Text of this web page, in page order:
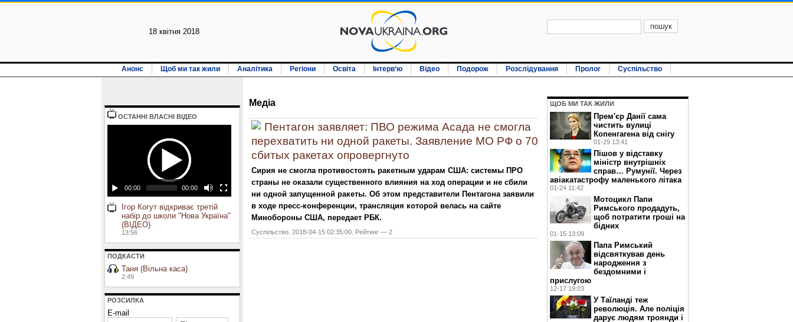
18 квiтня 2018
Анонс Щоб ми так жили Аналітика Регіони Освіта Інтерв‘ю Відео Подорож Розслідування Пролог Суспільство
ОСТАННI ВЛАСНI ВIДЕО
00:00 00:00
Ігор Когут відкриває третій
набір до школи "Нова Україна"
(ВІДЕО)
13:56
ПОДКАСТИ
Таня (Вільна каса)
2:49
РОЗСИЛКА
E-mail
Медiа
Пентагон заявляет: ПВО режима Асада не смогла
перехватить ни одной ракеты. Заявление МО РФ о 70
сбитых ракетах опровергнуто
Сирия не смогла противостоять ракетным ударам США: системы ПРО
страны не оказали существенного влияния на ход операции и не сбили
ни одной запущенной ракеты. Об этом представители Пентагона заявили
в ходе пресс-конференции, трансляция которой велась на сайте
Минобороны США, передает РБК.
Суспільство. 2018-04-15 02:35:00. Рейтинг — 2
ЩОБ МИ ТАК ЖИЛИ
Прем'єр Данії сама
чистить вулиці
Копенгагена від снігу
01-29 13:41
Пішов у відставку
міністр внутрішніх
справ… Румунії. Через
авіакатастрофу маленького літака
01-24 11:42
Мотоцикл Папи
Римського продадуть,
щоб потратити гроші на
бідних
01-15 13:09
Папа Римський
відсвяткував день
народження з
бездомними і
прислугою
12-17 19:03
У Таїланді теж
революція. Але поліція
дарує людям троянди і